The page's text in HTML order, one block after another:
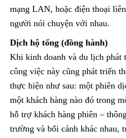
mạng LAN, hoặc điện thoại
người nói chuyện với nhau.
Dịch hộ tống (đồng hành)
Khi kinh doanh và du lịch phát
công việc này cũng phát triển
thực hiện như sau: một phiên
một khách hàng nào đó trong
hỗ trợ khách hàng phiên –
trường và bối cảnh khác nhau,